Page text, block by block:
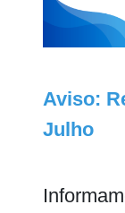
Aviso:
Julho